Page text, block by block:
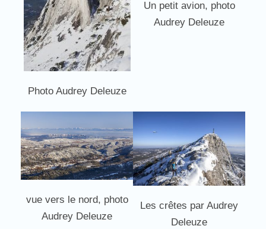
Photo Audrey Deleuze
Un petit avion, photo
Audrey Deleuze
vue vers le nord, photo
Audrey Deleuze
Les crêtes par Audrey
Deleuze